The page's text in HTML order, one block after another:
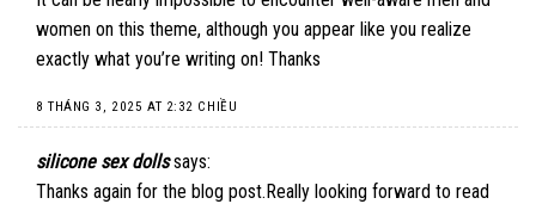
women on this theme, although you appear like you realize
exactly what you’re writing on! Thanks
8 THÁNG 3, 2025 AT 2:32 CHIỀU
silicone sex dolls says:
Thanks again for the blog post.Really looking forward to read